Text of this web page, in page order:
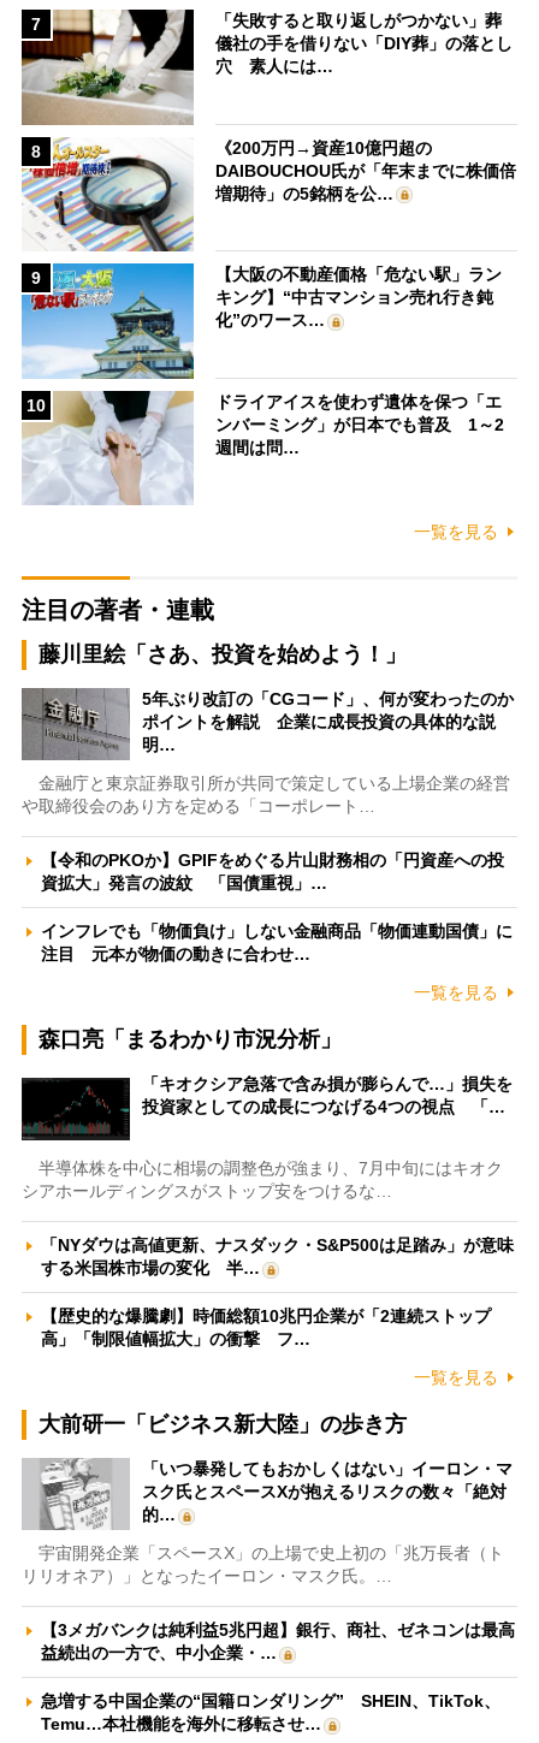
7
「失敗すると取り返しがつかない」葬
儀社の手を借りない「DIY葬」の落とし
穴 素人には…
8
《200万円→資産10億円超の
DAIBOUCHOU氏が「年末までに株価倍
増期待」の5銘柄を公…
9
【大阪の不動産価格「危ない駅」ラン
キング】“中古マンション売れ行き鈍
化”のワース…
10
ドライアイスを使わず遺体を保つ「エ
ンバーミング」が日本でも普及 1～2
週間は問…
一覧を見る
注目の著者・連載
藤川里絵「さあ、投資を始めよう！」
5年ぶり改訂の「CGコード」、何が変わったのか
ポイントを解説 企業に成長投資の具体的な説
明…
金融庁と東京証券取引所が共同で策定している上場企業の経営
や取締役会のあり方を定める「コーポレート…
【令和のPKOか】GPIFをめぐる片山財務相の「円資産への投
資拡大」発言の波紋 「国債重視」…
インフレでも「物価負け」しない金融商品「物価連動国債」に
注目 元本が物価の動きに合わせ…
一覧を見る
森口亮「まるわかり市況分析」
「キオクシア急落で含み損が膨らんで…」損失を
投資家としての成長につなげる4つの視点 「…
半導体株を中心に相場の調整色が強まり、7月中旬にはキオク
シアホールディングスがストップ安をつけるな…
「NYダウは高値更新、ナスダック・S&P500は足踏み」が意味
する米国株市場の変化 半…
【歴史的な爆騰劇】時価総額10兆円企業が「2連続ストップ
高」「制限値幅拡大」の衝撃 フ…
一覧を見る
大前研一「ビジネス新大陸」の歩き方
「いつ暴発してもおかしくはない」イーロン・マ
スク氏とスペースXが抱えるリスクの数々「絶対
的…
宇宙開発企業「スペースX」の上場で史上初の「兆万長者（ト
リリオネア）」となったイーロン・マスク氏。…
【3メガバンクは純利益5兆円超】銀行、商社、ゼネコンは最高
益続出の一方で、中小企業・…
急増する中国企業の“国籍ロンダリング” SHEIN、TikTok、
Temu…本社機能を海外に移転させ…